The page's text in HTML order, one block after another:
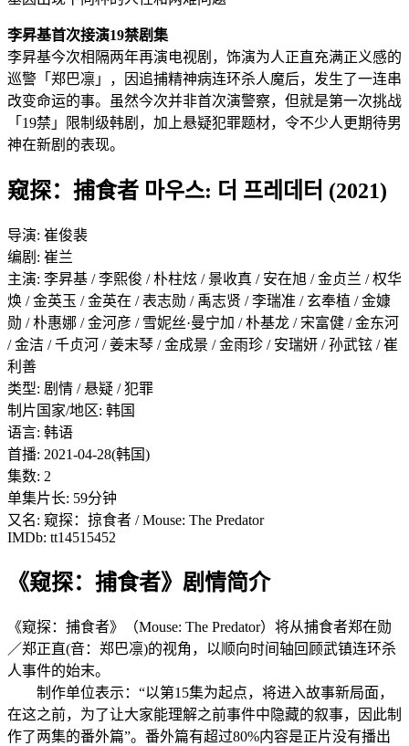
李昇基首次接演19禁剧集
李昇基今次相隔两年再演电视剧，饰演为人正直充满正义感的
巡警「郑巴凛」，因追捕精神病连环杀人魔后，发生了一连串
改变命运的事。虽然今次并非首次演警察，但就是第一次挑战
「19禁」限制级韩剧，加上悬疑犯罪题材，令不少人更期待男
神在新剧的表现。
窥探：捕食者 마우스: 더 프레데터 (2021)
导演: 崔俊裴
编剧: 崔兰
主演: 李昇基 / 李熙俊 / 朴柱炫 / 景收真 / 安在旭 / 金贞兰 / 权华
焕 / 金英玉 / 金英在 / 表志勋 / 禹志贤 / 李瑞准 / 玄奉植 / 金嫝
勋 / 朴惠娜 / 金河彦 / 雪妮丝·曼宁加 / 朴基龙 / 宋富健 / 金东河
/ 金洁 / 千贞河 / 姜末琴 / 金成景 / 金雨珍 / 安瑞妍 / 孙武铉 / 崔
利善
类型: 剧情 / 悬疑 / 犯罪
制片国家/地区: 韩国
语言: 韩语
首播: 2021-04-28(韩国)
集数: 2
单集片长: 59分钟
又名: 窥探：掠食者 / Mouse: The Predator
IMDb: tt14515452
《窥探：捕食者》剧情简介
《窥探：捕食者》（Mouse: The Predator）将从捕食者郑在勋
／郑正直(音：郑巴凛)的视角，以顺向时间轴回顾武镇连环杀
人事件的始末。
制作单位表示：“以第15集为起点，将进入故事新局面，
在这之前，为了让大家能理解之前事件中隐藏的叙事，因此制
作了两集的番外篇”。番外篇有超过80%内容是正片没有播出